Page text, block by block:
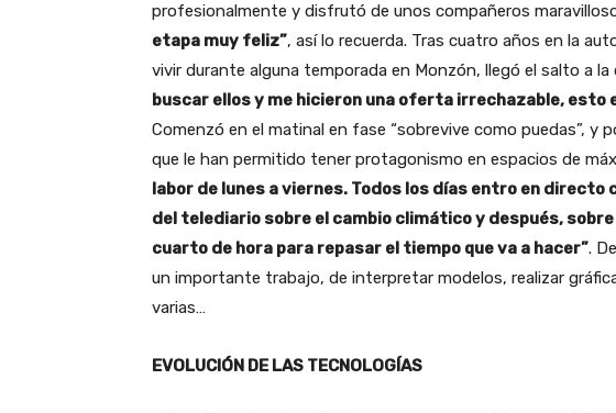
profesionalmente y disfrutó de unos compañeros
etapa muy feliz”, así lo recuerda. Tras cuatro años en la
vivir durante alguna temporada en Monzón, llegó el salto a la
buscar ellos y me hicieron una oferta irrechazable, esto
Comenzó en el matinal en fase “sobrevive como puedas”, y
que le han permitido tener protagonismo en espacios de
labor de lunes a viernes. Todos los días entro en directo
del telediario sobre el cambio climático y después,
cuarto de hora para repasar el tiempo que va a hacer”.
un importante trabajo, de interpretar modelos, realizar
varias…
EVOLUCIÓN DE LAS TECNOLOGÍAS